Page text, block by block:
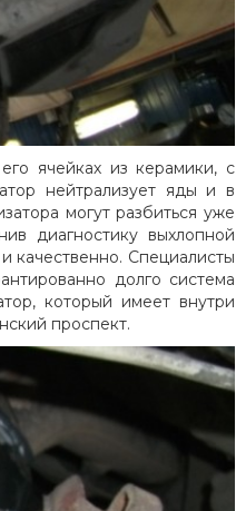
ячейках из керамики, с
нейтрализует яды и в
могут разбиться уже
диагностику выхлопной
качественно. Специалисты
долго система
который имеет внутри
проспект.